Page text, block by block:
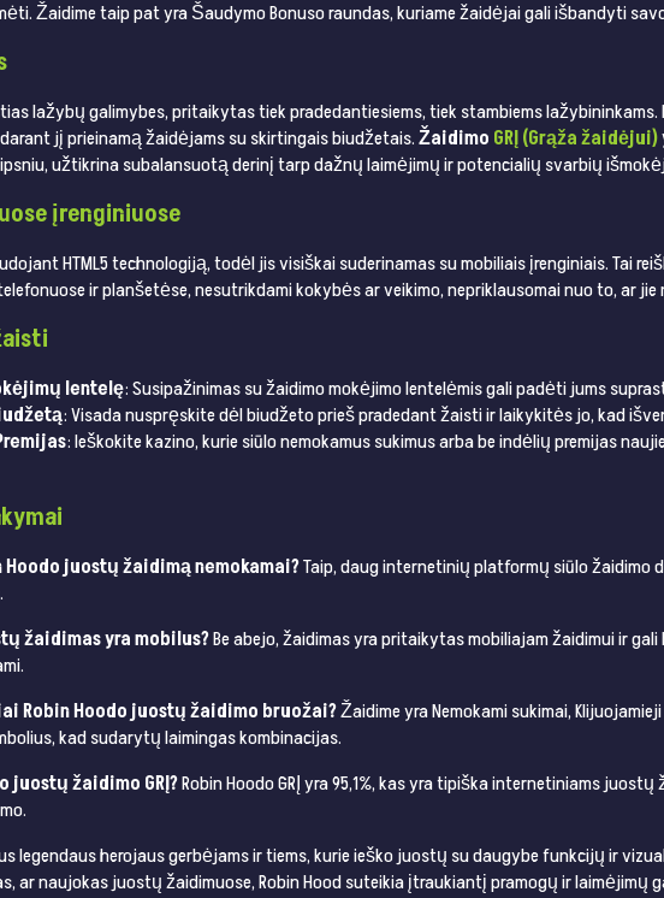
Žaidime taip pat yra Šaudymo Bonuso raundas, kuriame žaidėjai gali išbandyti
lažybų galimybes, pritaikytas tiek pradedantiesiems, tiek stambiems
jį prieinamą žaidėjams su skirtingais biudžetais.Žaidimo GRĮ (Grąža žaidėjui)
užtikrina subalansuotą derinį tarp dažnų laimėjimų ir potencialių svarbių
įrenginiuose
HTML5 technologiją, todėl jis visiškai suderinamas su mobiliais įrenginiais. Tai
ir planšetėse, nesutrikdami kokybės ar veikimo, nepriklausomai nuo to, ar jie
lentelę: Susipažinimas su žaidimo mokėjimo lentelėmis gali padėti jums
: Visada nuspręskite dėl biudžeto prieš pradedant žaisti ir laikykitės jo, kad
: Ieškokite kazino, kurie siūlo nemokamus sukimus arba be indėlių premijas
juostų žaidimą nemokamai?Taip, daug internetinių platformų siūlo
žaidimas yra mobilus?Be abejo, žaidimas yra pritaikytas mobiliajam žaidimui ir
Robin Hoodo juostų žaidimo bruožai?Žaidime yra Nemokami sukimai,
kad sudarytų laimingas kombinacijas.
juostų žaidimo GRĮ?Robin Hoodo GRĮ yra 95,1%, kas yra tipiška internetiniams
legendaus herojaus gerbėjams ir tiems, kurie ieško juostų su daugybe funkcijų ir
ar naujokas juostų žaidimuose, Robin Hood suteikia įtraukiantį pramogų ir laimėjimų